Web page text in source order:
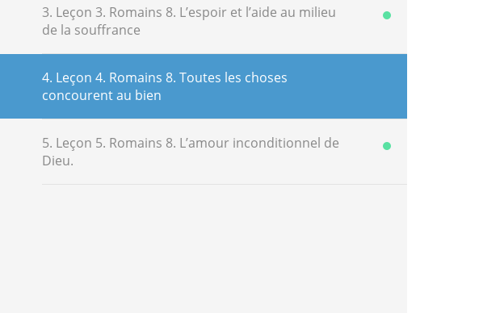
3. Leçon 3. Romains 8. L’espoir et l’aide au milieu
de la souffrance
4. Leçon 4. Romains 8. Toutes les choses
concourent au bien
5. Leçon 5. Romains 8. L’amour inconditionnel de
Dieu.